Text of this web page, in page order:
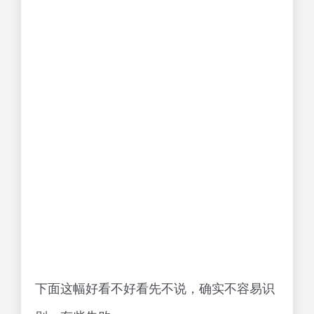
下面这幅好看不好看先不说，确实不容易识